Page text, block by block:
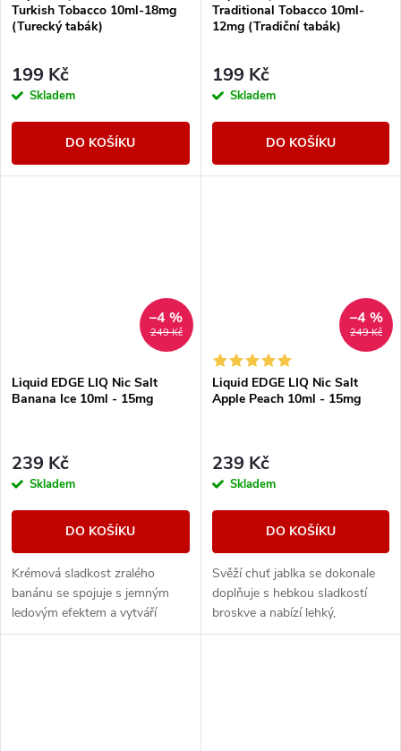
Turkish Tobacco 10ml-18mg
(Turecký tabák)
199 Kč
Skladem
DO KOŠÍKU
Traditional Tobacco 10ml-
12mg (Tradiční tabák)
199 Kč
Skladem
DO KOŠÍKU
249 Kč
–4 %
Liquid EDGE LIQ Nic Salt
Banana Ice 10ml - 15mg
239 Kč
Skladem
DO KOŠÍKU
Krémová sladkost zralého
banánu se spojuje s jemným
ledovým efektem a vytváří
hladkou, osvěžující chuť s
249 Kč
–4 %
Liquid EDGE LIQ Nic Salt
Apple Peach 10ml - 15mg
239 Kč
Skladem
DO KOŠÍKU
Svěží chuť jablka se dokonale
doplňuje s hebkou sladkostí
broskve a nabízí lehký,
harmonický ovocný zážitek.